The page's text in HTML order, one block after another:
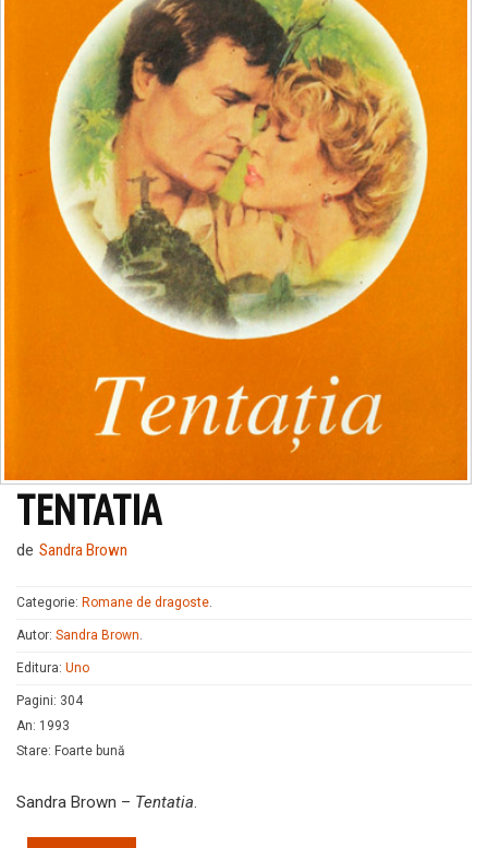
TENTATIA
de Sandra Brown
Categorie: Romane de dragoste.
Autor: Sandra Brown.
Editura: Uno
Pagini: 304
An: 1993
Stare: Foarte bună
Sandra Brown – Tentatia.